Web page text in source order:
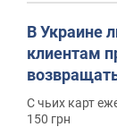
В Украине
клиентам
С чьих карт
150 грн